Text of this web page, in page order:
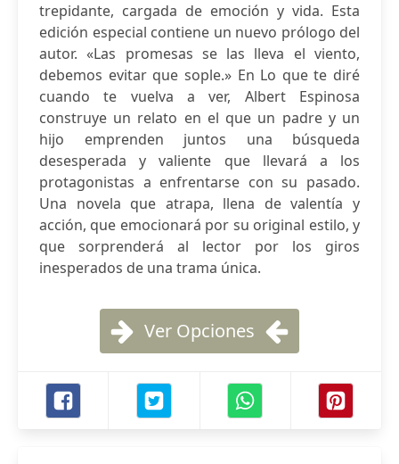
trepidante, cargada de emoción y vida. Esta
edición especial contiene un nuevo prólogo del
autor. «Las promesas se las lleva el viento,
debemos evitar que sople.» En Lo que te diré
cuando te vuelva a ver, Albert Espinosa
construye un relato en el que un padre y un
hijo emprenden juntos una búsqueda
desesperada y valiente que llevará a los
protagonistas a enfrentarse con su pasado.
Una novela que atrapa, llena de valentía y
acción, que emocionará por su original estilo, y
que sorprenderá al lector por los giros
inesperados de una trama única.
Ver Opciones